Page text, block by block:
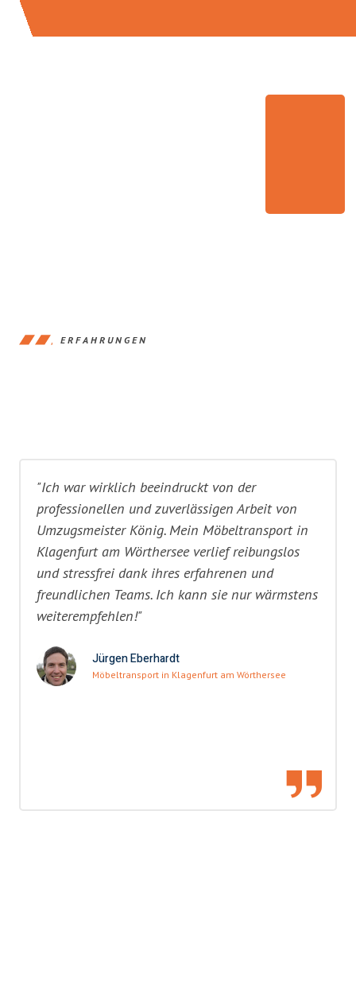
ERFAHRUNGEN
"Ich war wirklich beeindruckt von der
professionellen und zuverlässigen Arbeit von
Umzugsmeister König. Mein Möbeltransport in
Klagenfurt am Wörthersee verlief reibungslos
und stressfrei dank ihres erfahrenen und
freundlichen Teams. Ich kann sie nur wärmstens
weiterempfehlen!"
Jürgen Eberhardt
Möbeltransport in Klagenfurt am Wörthersee